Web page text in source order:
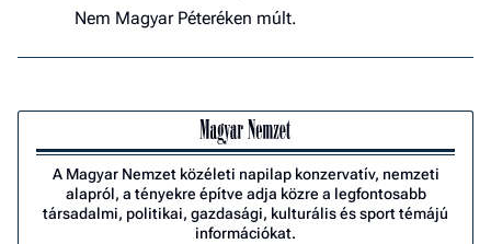
Nem Magyar Péteréken múlt.
A Magyar Nemzet közéleti napilap konzervatív, nemzeti
alapról, a tényekre építve adja közre a legfontosabb
társadalmi, politikai, gazdasági, kulturális és sport témájú
információkat.